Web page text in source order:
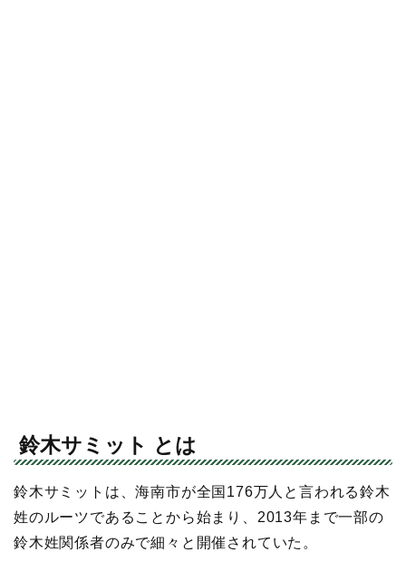
鈴木サミット とは
鈴木サミットは、海南市が全国176万人と言われる鈴木
姓のルーツであることから始まり、2013年まで一部の
鈴木姓関係者のみで細々と開催されていた。